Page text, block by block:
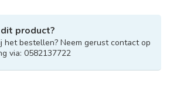
product?
het bestellen? Neem gerust contact op
via: 0582137722